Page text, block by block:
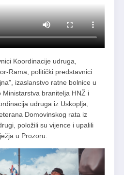
Koordinacije udruga,
Rama, politički predstavnici
izaslanstvo ratne bolnice u
Ministarstva branitelja HNŽ i
udruga iz Uskoplja,
Domovinskog rata iz
položili su vijence i upalili
u Prozoru.